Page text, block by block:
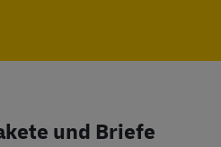
und Briefe